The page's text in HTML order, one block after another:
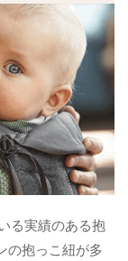
る実績のある抱
の抱っこ紐が多